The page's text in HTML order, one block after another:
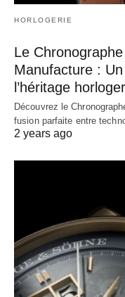
HORLOGERIE
Le
Manufacture :
l’héritage
Découvrez le
fusion parfaite entre
2 years ago